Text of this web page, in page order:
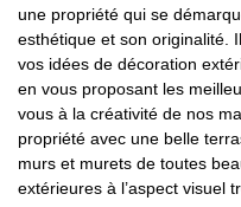
une propriété qui se
esthétique et son originalité.
vos idées de décoration
en vous proposant les
vous à la créativité de nos
propriété avec une belle
murs et murets de toutes
extérieures à l’aspect visuel